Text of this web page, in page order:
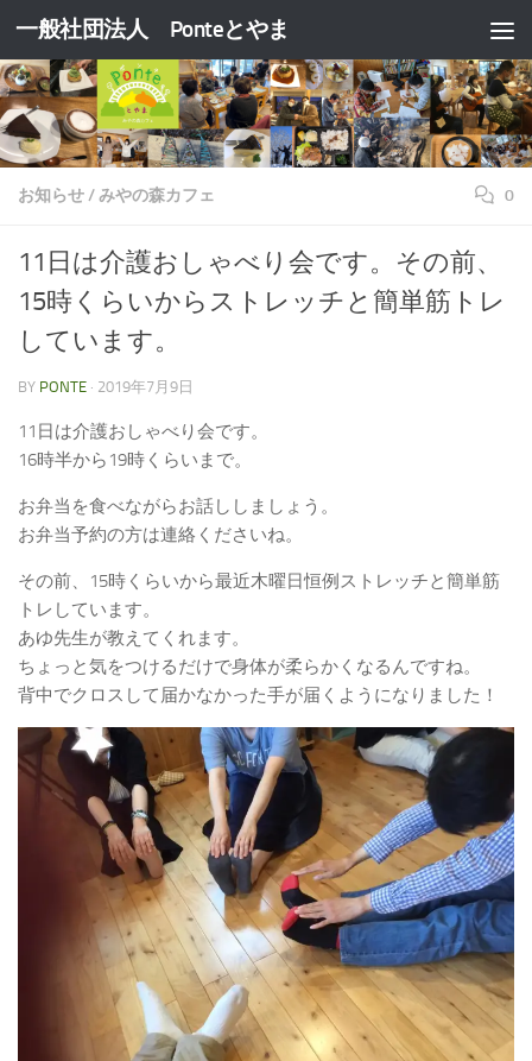
コンテンツへスキップ
一般社団法人 Ponteとやま
お知らせ/みやの森カフェ 0
11日は介護おしゃべり会です。その前、
15時くらいからストレッチと簡単筋トレ
しています。
BY PONTE · 2019年7月9日
11日は介護おしゃべり会です。
16時半から19時くらいまで。
お弁当を食べながらお話ししましょう。
お弁当予約の方は連絡くださいね。
その前、15時くらいから最近木曜日恒例ストレッチと簡単筋
トレしています。
あゆ先生が教えてくれます。
ちょっと気をつけるだけで身体が柔らかくなるんですね。
背中でクロスして届かなかった手が届くようになりました！